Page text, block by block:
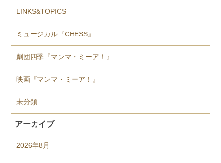
LINKS&TOPICS
ミュージカル『CHESS』
劇団四季『マンマ・ミーア！』
映画『マンマ・ミーア！』
未分類
アーカイブ
2026年8月